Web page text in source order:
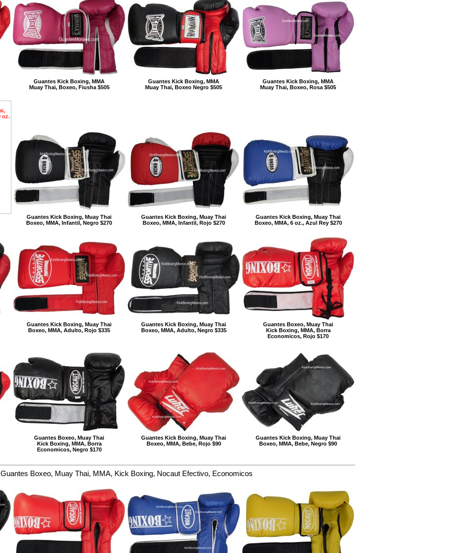
Guantes Kick Boxing, MMA
Muay Thai, Boxeo, Fiusha $505
Guantes Kick Boxing, MMA
Muay Thai, Boxeo Negro $505
Guantes Kick Boxing, MMA
Muay Thai, Boxeo, Rosa $505
Guantes Kick Boxing, Muay Thai
Boxeo, MMA, Infantil, Negro $270
Guantes Kick Boxing, Muay Thai
Boxeo, MMA, Infantil, Rojo $270
Guantes Kick Boxing, Muay Thai
Boxeo, MMA, 6 oz., Azul Rey $270
Guantes Kick Boxing, Muay Thai
Boxeo, MMA, Adulto, Rojo $335
Guantes Kick Boxing, Muay Thai
Boxeo, MMA, Adulto, Negro $335
Guantes Boxeo, Muay Thai
Kick Boxing, MMA, Borra
Economicos, Rojo $170
Guantes Boxeo, Muay Thai
Kick Boxing, MMA, Borra
Economicos, Negro $170
Guantes Kick Boxing, Muay Thai
Boxeo, MMA, Bebe, Rojo $90
Guantes Kick Boxing, Muay Thai
Boxeo, MMA, Bebe, Negro $90
Guantes Boxeo, Muay Thai, MMA, Kick Boxing, Nocaut Efectivo, Economicos